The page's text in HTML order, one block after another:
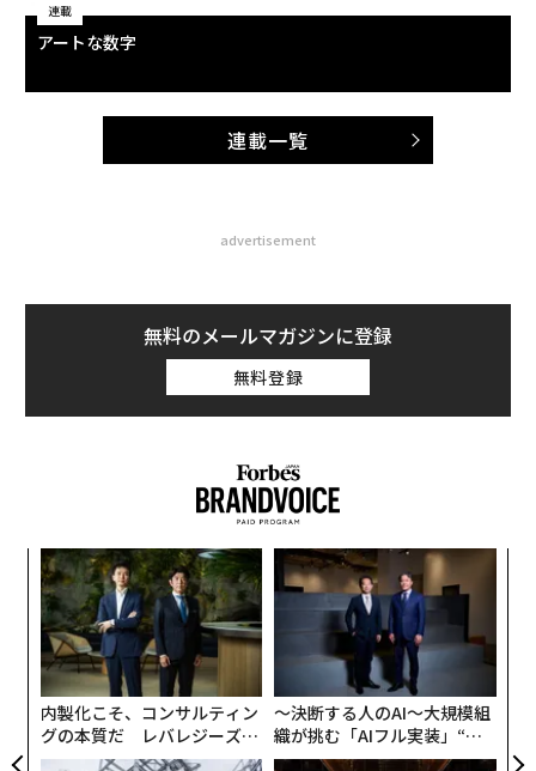
連載
アートな数字
連載一覧
advertisement
無料のメールマガジンに登録
無料登録
内製化こそ、コンサルティン
グの本質だ レバレジーズが
実践する、次世代ファームの
〜決断する人のAI〜大規模組
織が挑む「AIフル実装」“使
う”企業から“動く”企業へ【N